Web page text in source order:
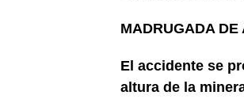
MADRUGADA DE
El accidente se
altura de la